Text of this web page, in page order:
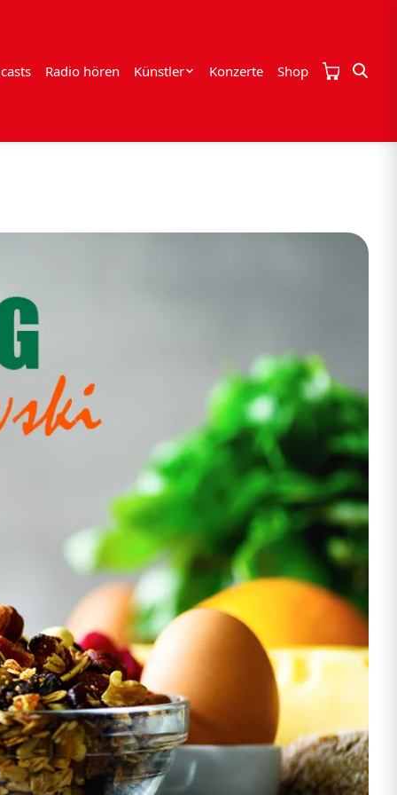
Radio hören Künstler Konzerte Shop